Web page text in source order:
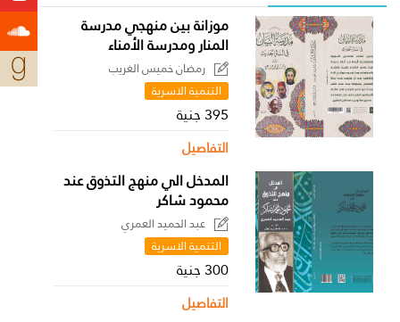
موزانة بين منهجي مدرسة
المنار ومدرسة الأمناء
رمضان خميس الغريب
التنمية الاسرية
395 جنية
التفاصيل
المدخل الي منهج التذوق عند
محمود شاكر
عبد الحميد العمري
التنمية الاسرية
300 جنية
التفاصيل